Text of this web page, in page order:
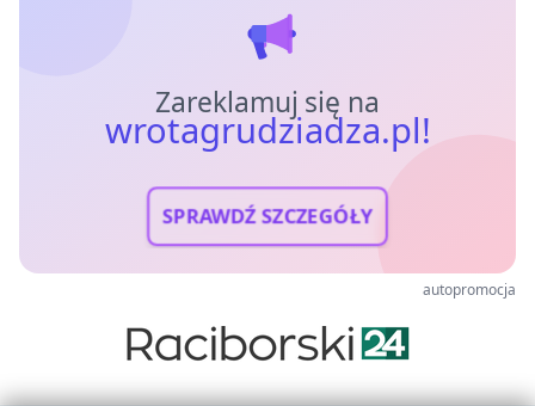
Zareklamuj się na
wrotagrudziadza.pl!
SPRAWDŹ SZCZEGÓŁY
autopromocja